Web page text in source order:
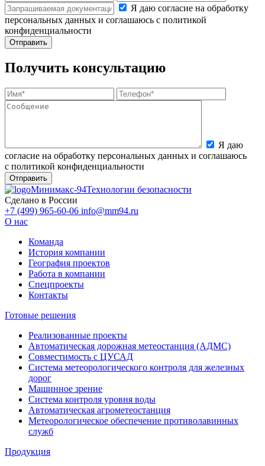
Я даю согласие на обработку
персональных данных и соглашаюсь с политикой
конфиденциальности
Получить консультацию
Я даю
согласие на обработку персональных данных и соглашаюсь
с политикой конфиденциальности
Минимакс-94Технологии безопасности
Сделано в России
+7 (499) 965-60-06 info@mm94.ru
О нас
Команда
История компании
География проектов
Работа в компании
Спецпроекты
Контакты
Готовые решения
Реализованные проекты
Автоматическая дорожная метеостанция (АДМС)
Совместимость с ЦУСАД
Система метеорологического контроля для железных
дорог
Машинное зрение
Система контроля уровня воды
Автоматическая агрометеостанция
Метеорологическое обеспечение противолавинных
служб
Продукция